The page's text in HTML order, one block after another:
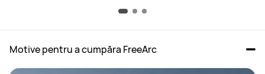
Motive pentru a cumpăra FreeArc